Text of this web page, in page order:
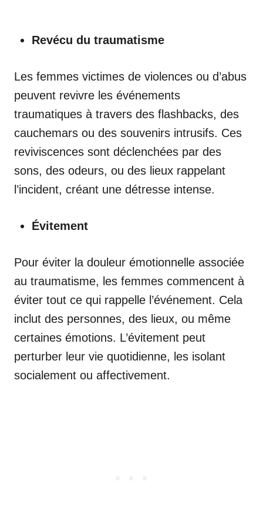
Revécu du traumatisme
Les femmes victimes de violences ou d’abus
peuvent revivre les événements
traumatiques à travers des flashbacks, des
cauchemars ou des souvenirs intrusifs. Ces
reviviscences sont déclenchées par des
sons, des odeurs, ou des lieux rappelant
l’incident, créant une détresse intense.
Évitement
Pour éviter la douleur émotionnelle associée
au traumatisme, les femmes commencent à
éviter tout ce qui rappelle l’événement. Cela
inclut des personnes, des lieux, ou même
certaines émotions. L’évitement peut
perturber leur vie quotidienne, les isolant
socialement ou affectivement.